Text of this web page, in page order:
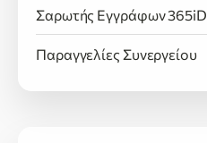
Σαρωτής Εγγράφων 365iD
Παραγγελίες Συνεργείου